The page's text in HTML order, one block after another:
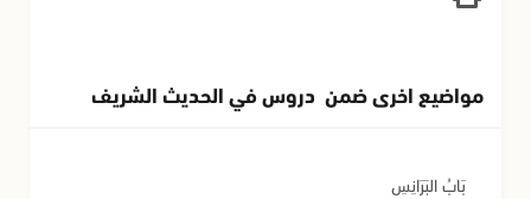
مواضيع اخرى ضمن دروس في الحديث الشريف
بَابُ البَرَانِسِ